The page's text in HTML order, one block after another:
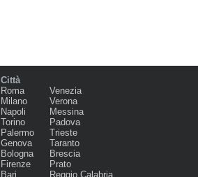
Città
Roma
Milano
Napoli
Torino
Palermo
Genova
Bologna
Firenze
Bari
Venezia
Verona
Messina
Padova
Trieste
Taranto
Brescia
Prato
Reggio Calabria